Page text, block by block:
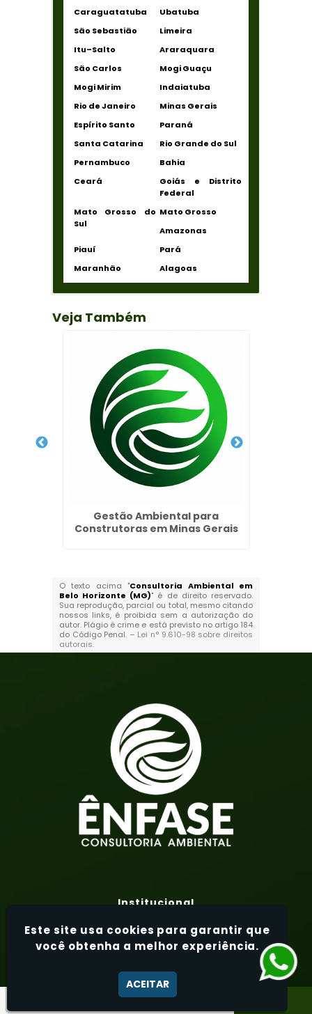
Caraguatatuba
Ubatuba
São Sebastião
Limeira
Itu–Salto
Araraquara
São Carlos
Mogi Guaçu
Mogi Mirim
Indaiatuba
Rio de Janeiro
Minas Gerais
Espírito Santo
Paraná
Santa Catarina
Rio Grande do Sul
Pernambuco
Bahia
Ceará
Goiás e Distrito
Federal
Mato Grosso do
Sul
Mato Grosso
Amazonas
Piauí
Pará
Maranhão
Alagoas
Veja Também
Gestão Ambiental para
Construtoras em Minas Gerais
O texto acima "Consultoria Ambiental em
Belo Horizonte (MG)" é de direito reservado.
Sua reprodução, parcial ou total, mesmo citando
nossos links, é proibida sem a autorização do
autor. Plágio é crime e está previsto no artigo 184
do Código Penal. – Lei n° 9.610-98 sobre direitos
autorais.
Institucional
Home
Sobre Nós
Serviços
Contato
Este site usa cookies para garantir que
você obtenha a melhor experiência.
ACEITAR